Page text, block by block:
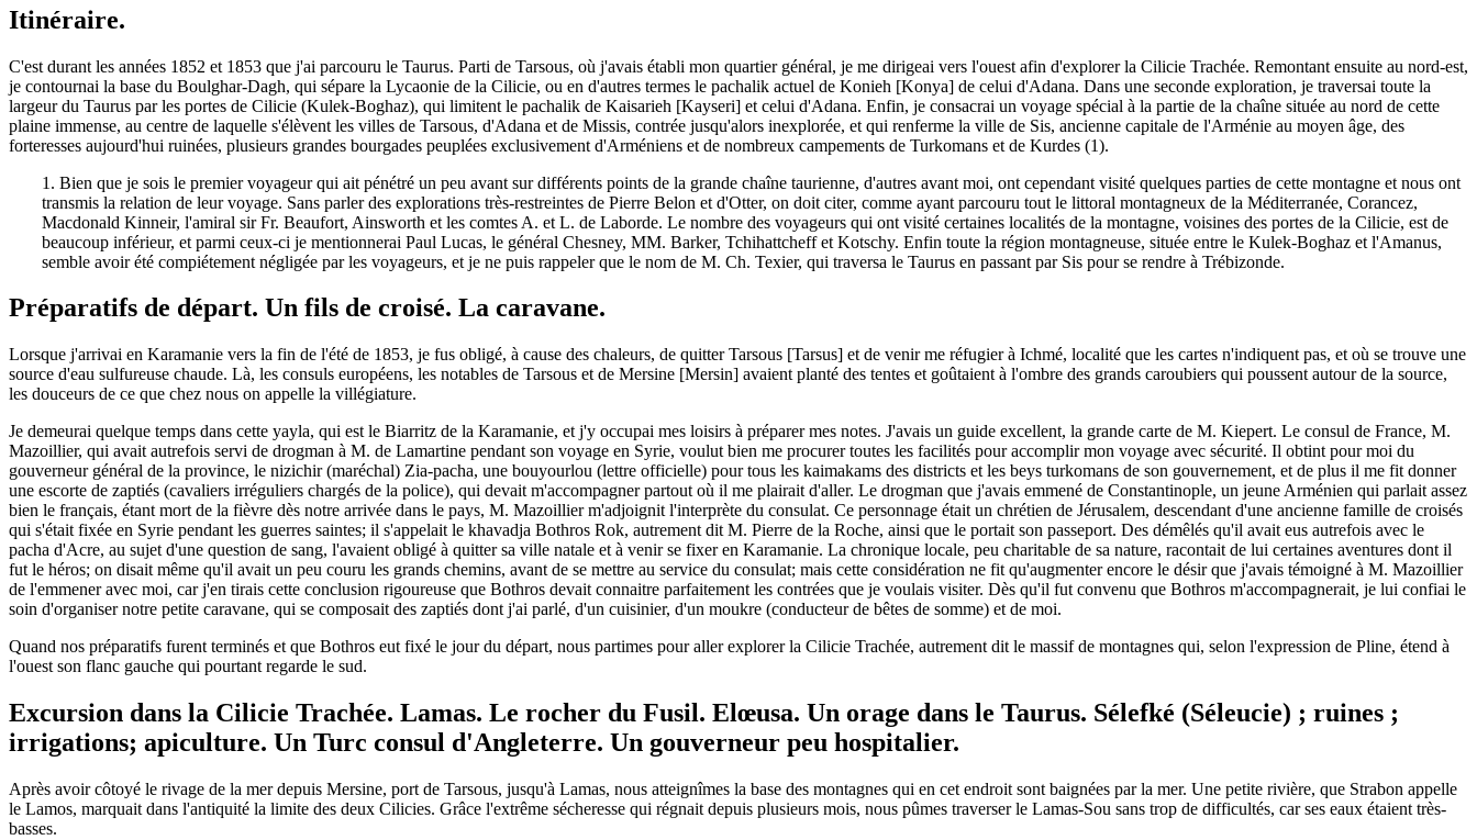
Itinéraire.
C'est durant les années 1852 et 1853 que j'ai parcouru le Taurus. Parti de Tarsous, où j'avais établi mon quartier général, je me dirigeai vers l'ouest afin d'explorer la Cilicie Trachée. Remontant ensuite au nord-est,
je contournai la base du Boulghar-Dagh, qui sépare la Lycaonie de la Cilicie, ou en d'autres termes le pachalik actuel de Konieh [Konya] de celui d'Adana. Dans une seconde exploration, je traversai toute la
largeur du Taurus par les portes de Cilicie (Kulek-Boghaz), qui limitent le pachalik de Kaisarieh [Kayseri] et celui d'Adana. Enfin, je consacrai un voyage spécial à la partie de la chaîne située au nord de cette
plaine immense, au centre de laquelle s'élèvent les villes de Tarsous, d'Adana et de Missis, contrée jusqu'alors inexplorée, et qui renferme la ville de Sis, ancienne capitale de l'Arménie au moyen âge, des
forteresses aujourd'hui ruinées, plusieurs grandes bourgades peuplées exclusivement d'Arméniens et de nombreux campements de Turkomans et de Kurdes (1).
1. Bien que je sois le premier voyageur qui ait pénétré un peu avant sur différents points de la grande chaîne taurienne, d'autres avant moi, ont cependant visité quelques parties de cette montagne et nous ont
transmis la relation de leur voyage. Sans parler des explorations très-restreintes de Pierre Belon et d'Otter, on doit citer, comme ayant parcouru tout le littoral montagneux de la Méditerranée, Corancez,
Macdonald Kinneir, l'amiral sir Fr. Beaufort, Ainsworth et les comtes A. et L. de Laborde. Le nombre des voyageurs qui ont visité certaines localités de la montagne, voisines des portes de la Cilicie, est de
beaucoup inférieur, et parmi ceux-ci je mentionnerai Paul Lucas, le général Chesney, MM. Barker, Tchihattcheff et Kotschy. Enfin toute la région montagneuse, située entre le Kulek-Boghaz et l'Amanus,
semble avoir été compiétement négligée par les voyageurs, et je ne puis rappeler que le nom de M. Ch. Texier, qui traversa le Taurus en passant par Sis pour se rendre à Trébizonde.
Préparatifs de départ. Un fils de croisé. La caravane.
Lorsque j'arrivai en Karamanie vers la fin de l'été de 1853, je fus obligé, à cause des chaleurs, de quitter Tarsous [Tarsus] et de venir me réfugier à Ichmé, localité que les cartes n'indiquent pas, et où se trouve une
source d'eau sulfureuse chaude. Là, les consuls européens, les notables de Tarsous et de Mersine [Mersin] avaient planté des tentes et goûtaient à l'ombre des grands caroubiers qui poussent autour de la source,
les douceurs de ce que chez nous on appelle la villégiature.
Je demeurai quelque temps dans cette yayla, qui est le Biarritz de la Karamanie, et j'y occupai mes loisirs à préparer mes notes. J'avais un guide excellent, la grande carte de M. Kiepert. Le consul de France, M.
Mazoillier, qui avait autrefois servi de drogman à M. de Lamartine pendant son voyage en Syrie, voulut bien me procurer toutes les facilités pour accomplir mon voyage avec sécurité. Il obtint pour moi du
gouverneur général de la province, le nizichir (maréchal) Zia-pacha, une bouyourlou (lettre officielle) pour tous les kaimakams des districts et les beys turkomans de son gouvernement, et de plus il me fit donner
une escorte de zaptiés (cavaliers irréguliers chargés de la police), qui devait m'accompagner partout où il me plairait d'aller. Le drogman que j'avais emmené de Constantinople, un jeune Arménien qui parlait assez
bien le français, étant mort de la fièvre dès notre arrivée dans le pays, M. Mazoillier m'adjoignit l'interprète du consulat. Ce personnage était un chrétien de Jérusalem, descendant d'une ancienne famille de croisés
qui s'était fixée en Syrie pendant les guerres saintes; il s'appelait le khavadja Bothros Rok, autrement dit M. Pierre de la Roche, ainsi que le portait son passeport. Des démêlés qu'il avait eus autrefois avec le
pacha d'Acre, au sujet d'une question de sang, l'avaient obligé à quitter sa ville natale et à venir se fixer en Karamanie. La chronique locale, peu charitable de sa nature, racontait de lui certaines aventures dont il
fut le héros; on disait même qu'il avait un peu couru les grands chemins, avant de se mettre au service du consulat; mais cette considération ne fit qu'augmenter encore le désir que j'avais témoigné à M. Mazoillier
de l'emmener avec moi, car j'en tirais cette conclusion rigoureuse que Bothros devait connaitre parfaitement les contrées que je voulais visiter. Dès qu'il fut convenu que Bothros m'accompagnerait, je lui confiai le
soin d'organiser notre petite caravane, qui se composait des zaptiés dont j'ai parlé, d'un cuisinier, d'un moukre (conducteur de bêtes de somme) et de moi.
Quand nos préparatifs furent terminés et que Bothros eut fixé le jour du départ, nous partimes pour aller explorer la Cilicie Trachée, autrement dit le massif de montagnes qui, selon l'expression de Pline, étend à
l'ouest son flanc gauche qui pourtant regarde le sud.
Excursion dans la Cilicie Trachée. Lamas. Le rocher du Fusil. Elœusa. Un orage dans le Taurus. Sélefké (Séleucie) ; ruines ;
irrigations; apiculture. Un Turc consul d'Angleterre. Un gouverneur peu hospitalier.
Après avoir côtoyé le rivage de la mer depuis Mersine, port de Tarsous, jusqu'à Lamas, nous atteignîmes la base des montagnes qui en cet endroit sont baignées par la mer. Une petite rivière, que Strabon appelle
le Lamos, marquait dans l'antiquité la limite des deux Cilicies. Grâce l'extrême sécheresse qui régnait depuis plusieurs mois, nous pûmes traverser le Lamas-Sou sans trop de difficultés, car ses eaux étaient très-
basses.